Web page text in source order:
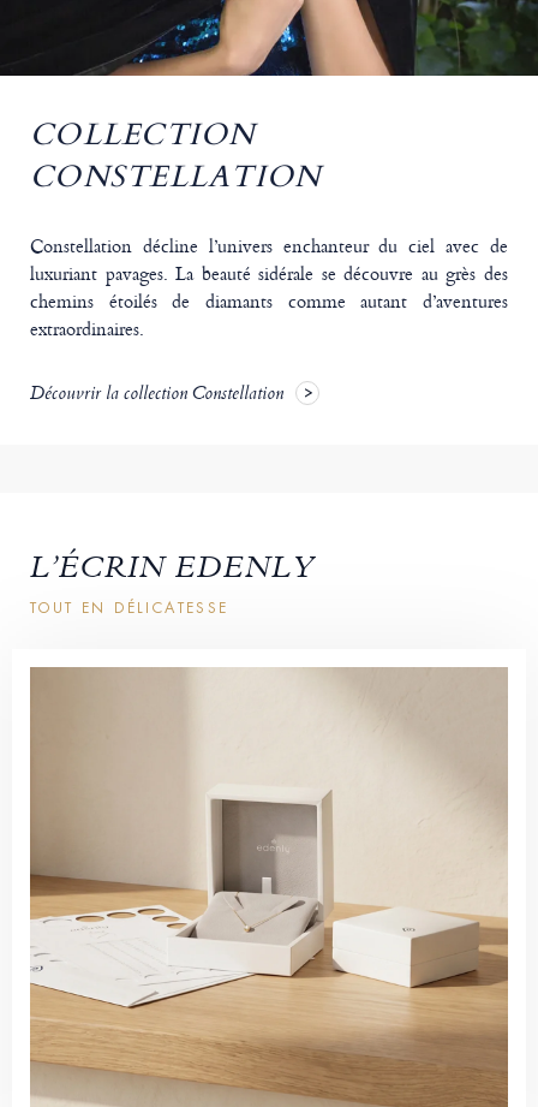
COLLECTION
CONSTELLATION
Constellation décline l’univers enchanteur du ciel avec de
luxuriant pavages. La beauté sidérale se découvre au grès des
chemins étoilés de diamants comme autant d’aventures
extraordinaires.
Découvrir la collection Constellation
L’ÉCRIN EDENLY
TOUT EN DÉLICATESSE